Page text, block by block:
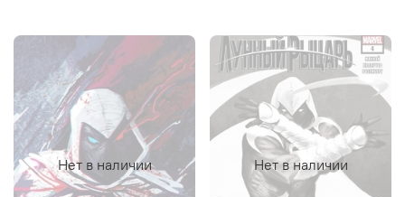
Нет в наличии Нет в наличии